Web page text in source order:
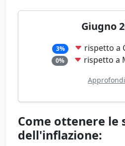
Giugno
3% rispetto a
0% rispetto a
Come ottenere le
dell'inflazione: